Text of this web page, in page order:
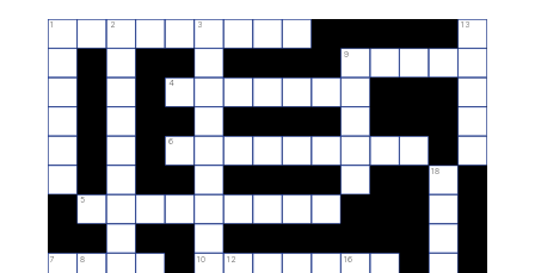
1 2 3 13
9
4
6
18
5
7 8 10 12 16